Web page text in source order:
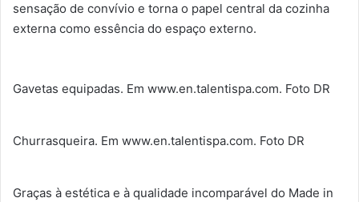
sensação de convívio e torna o papel central da cozinha
externa como essência do espaço externo.
Gavetas equipadas. Em www.en.talentispa.com. Foto DR
Churrasqueira. Em www.en.talentispa.com. Foto DR
Graças à estética e à qualidade incomparável do Made in